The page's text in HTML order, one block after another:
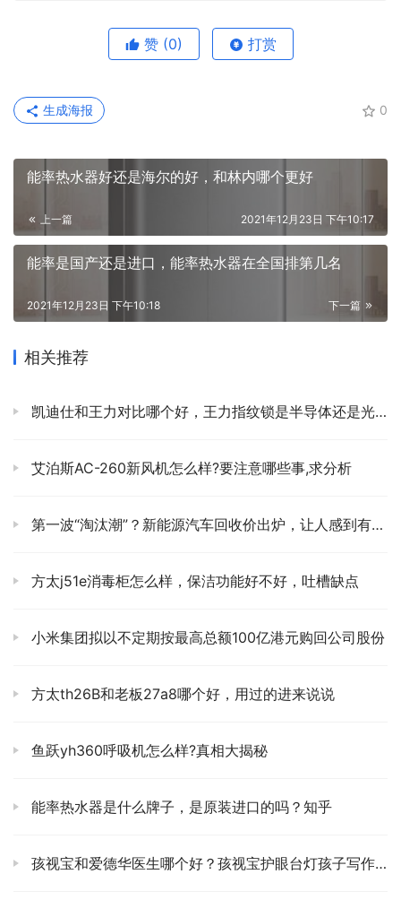
赞 (0) 打赏
0
生成海报
能率热水器好还是海尔的好，和林内哪个更好
上一篇 2021年12月23日 下午10:17
能率是国产还是进口，能率热水器在全国排第几名
下一篇
2021年12月23日 下午10:18
相关推荐
凯迪仕和王力对比哪个好，王力指纹锁是半导体还是光学?
艾泊斯AC-260新风机怎么样?要注意哪些事,求分析
第一波“淘汰潮”？新能源汽车回收价出炉，让人感到有点意外
方太j51e消毒柜怎么样，保洁功能好不好，吐槽缺点
小米集团拟以不定期按最高总额100亿港元购回公司股份
方太th26B和老板27a8哪个好，用过的进来说说
鱼跃yh360呼吸机怎么样?真相大揭秘
能率热水器是什么牌子，是原装进口的吗？知乎
孩视宝和爱德华医生哪个好？孩视宝护眼台灯孩子写作业眼睛不累吗？